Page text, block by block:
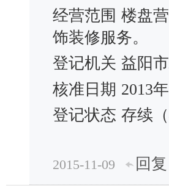
经营范围 楼盘
饰装修服务。
登记机关 益阳
核准日期 2013
登记状态 存续
2015-11-09 回复